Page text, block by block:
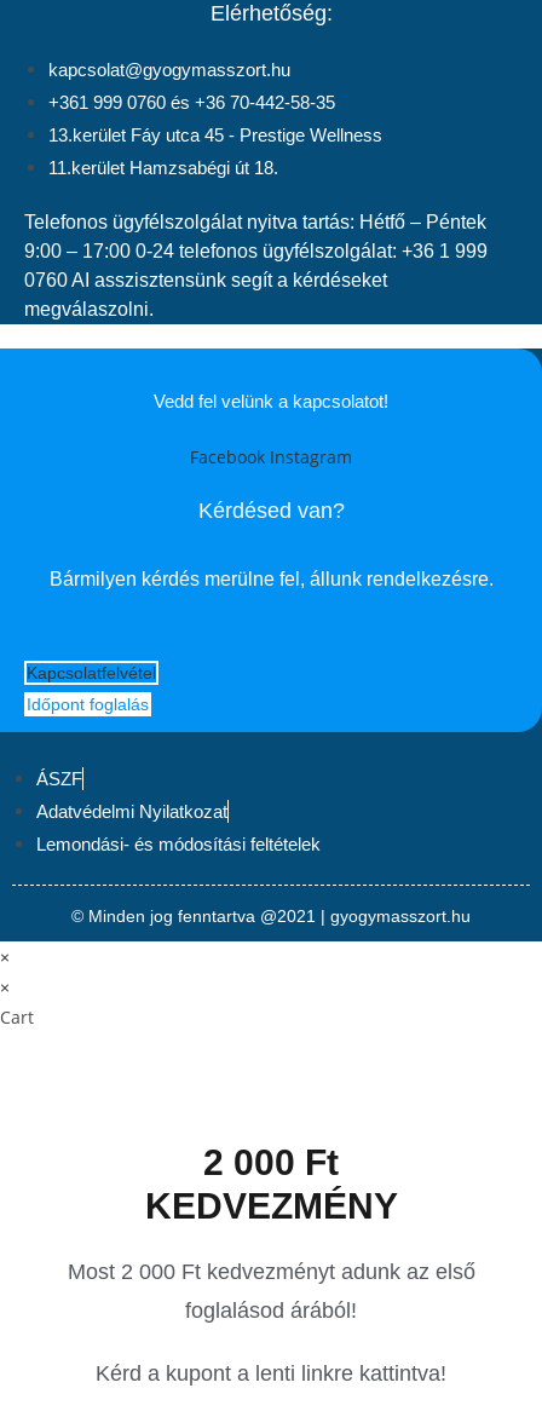
Elérhetőség:
kapcsolat@gyogymasszort.hu
+361 999 0760 és +36 70-442-58-35
13.kerület Fáy utca 45 - Prestige Wellness
11.kerület Hamzsabégi út 18.
Telefonos ügyfélszolgálat nyitva tartás: Hétfő – Péntek
9:00 – 17:00 0-24 telefonos ügyfélszolgálat: +36 1 999
0760 AI asszisztensünk segít a kérdéseket
megválaszolni.
Vedd fel velünk a kapcsolatot!
Facebook Instagram
Kérdésed van?
Bármilyen kérdés merülne fel, állunk rendelkezésre.
Kapcsolatfelvétel
Időpont foglalás
ÁSZF
Adatvédelmi Nyilatkozat
Lemondási- és módosítási feltételek
© Minden jog fenntartva @2021 | gyogymasszort.hu
×
×
Cart
2 000 Ft
KEDVEZMÉNY
Most 2 000 Ft kedvezményt adunk az első
foglalásod árából!
Kérd a kupont a lenti linkre kattintva!